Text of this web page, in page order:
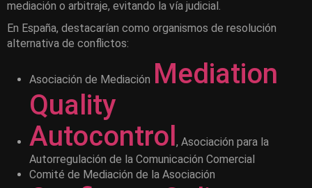
mediación o arbitraje, evitando la vía judicial.
En España, destacarían como organismos de resolución
alternativa de conflictos:
Asociación de Mediación Mediation
Quality
Autocontrol , Asociación para la
Autorregulación de la Comunicación Comercial
Comité de Mediación de la Asociación